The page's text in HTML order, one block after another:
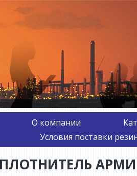
О компании
Условия поставки